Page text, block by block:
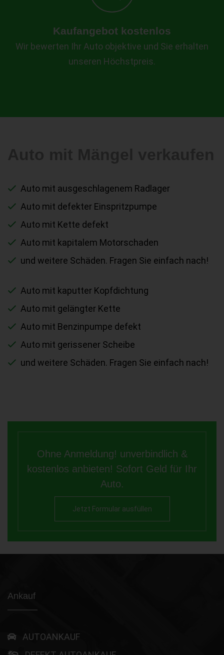
Kaufangebot kostenlos
Wir bewerten Ihr Auto objektive und Sie erhalten
unseren Höchstpreis.
Auto mit ausgeschlagenem Radlager
Auto mit defekter Einspritzpumpe
Auto mit Kette defekt
Auto mit kapitalem Motorschaden
und weitere Schäden. Fragen Sie einfach nach!
Auto mit kaputter Kopfdichtung
Auto mit gelängter Kette
Auto mit Benzinpumpe defekt
Auto mit gerissener Scheibe
und weitere Schäden. Fragen Sie einfach nach!
Ohne Anmeldung! unverbindlich &
kostenlos anbieten! Sofort Geld für Ihr
Auto.
Jetzt Formular ausfüllen
Ankauf
AUTOANKAUF